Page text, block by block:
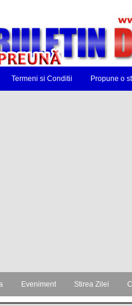
Termeni si Conditii Propune o
Eveniment Stirea Zilei